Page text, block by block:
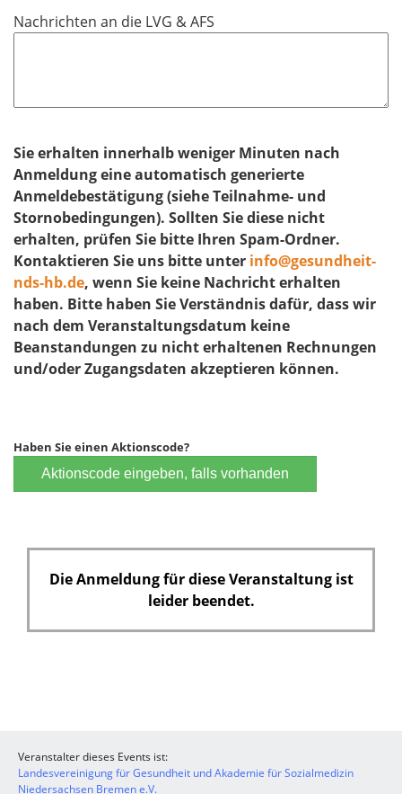
Nachrichten an die LVG & AFS
Sie erhalten innerhalb weniger Minuten nach
Anmeldung eine automatisch generierte
Anmeldebestätigung (siehe Teilnahme- und
Stornobedingungen). Sollten Sie diese nicht
erhalten, prüfen Sie bitte Ihren Spam-Ordner.
Kontaktieren Sie uns bitte unter info@gesundheit-
nds-hb.de, wenn Sie keine Nachricht erhalten
haben. Bitte haben Sie Verständnis dafür, dass wir
nach dem Veranstaltungsdatum keine
Beanstandungen zu nicht erhaltenen Rechnungen
und/oder Zugangsdaten akzeptieren können.
Haben Sie einen Aktionscode?
Aktionscode eingeben, falls vorhanden
Die Anmeldung für diese Veranstaltung ist
leider beendet.
Veranstalter dieses Events ist:
Landesvereinigung für Gesundheit und Akademie für Sozialmedizin
Niedersachsen Bremen e.V.